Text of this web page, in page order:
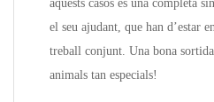
aquests casos és una completa
el seu ajudant, que han d’estar
treball conjunt. Una bona sortida
animals tan especials!